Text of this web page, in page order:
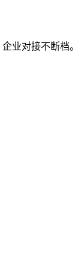
业对接不断档。